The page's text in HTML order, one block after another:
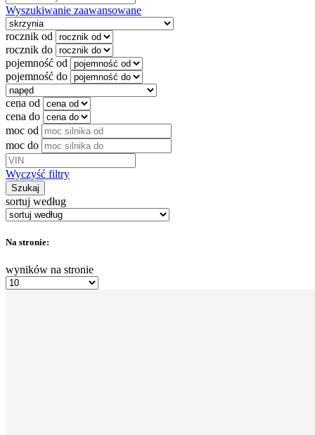
Wyszukiwanie zaawansowane
rocznik od
rocznik do
pojemność od
pojemność do
cena od
cena do
moc od
moc do
Wyczyść filtry
Szukaj
sortuj według
Na stronie:
wyników na stronie